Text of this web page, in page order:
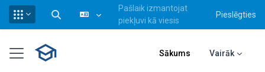
Pārslēgt meklēšanas ievadi
Pašlaik izmantojat
piekļuvi kā viesis
Pieslēgties
Sānu panelis Sākums Vairāk